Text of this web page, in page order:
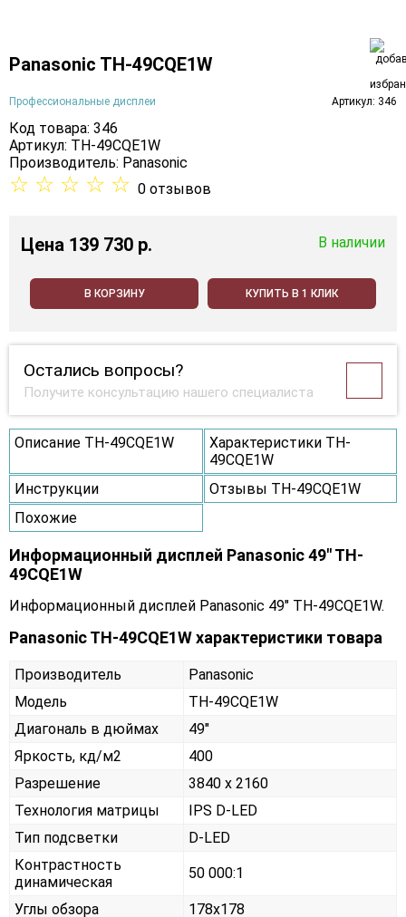
Panasonic TH-49CQE1W
Профессиональные дисплеи Артикул: 346
Код товара: 346
Артикул: TH-49CQE1W
Производитель: Panasonic
☆ ☆ ☆ ☆ ☆ 0 отзывов
Цена 139 730 p. В наличии
В КОРЗИНУ КУПИТЬ В 1 КЛИК
Остались вопросы?
Получите консультацию нашего специалиста
Описание TH-49CQE1W
Характеристики TH-
49CQE1W
Инструкции
Отзывы TH-49CQE1W
Похожие
Информационный дисплей Panasonic 49" TH-
49CQE1W
Информационный дисплей Panasonic 49" TH-49CQE1W.
Panasonic TH-49CQE1W характеристики товара
Производитель
Panasonic
Модель
TH-49CQE1W
Диагональ в дюймах
49"
Яркость, кд/м2
400
Разрешение
3840 x 2160
Технология матрицы
IPS D-LED
Тип подсветки
D-LED
Контрастность
динамическая
50 000:1
Углы обзора
178x178